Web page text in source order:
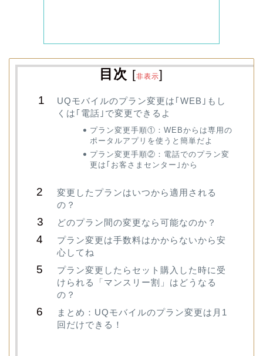
目次 [非表示]
UQモバイルのプラン変更は｢WEB｣もし
くは｢電話｣で変更できるよ
プラン変更手順①：WEBからは専用の
ポータルアプリを使うと簡単だよ
プラン変更手順②：電話でのプラン変
更は｢お客さまセンター｣から
変更したプランはいつから適用される
の？
どのプラン間の変更なら可能なのか？
プラン変更は手数料はかからないから安
心してね
プラン変更したらセット購入した時に受
けられる「マンスリー割」はどうなる
の？
まとめ：UQモバイルのプラン変更は月1
回だけできる！